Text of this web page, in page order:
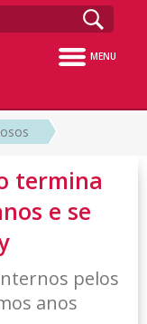
MENU
termina
e se
pelos
anos